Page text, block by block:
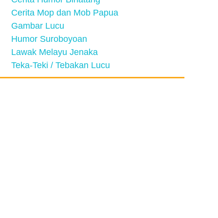
Cerita Mop dan Mob Papua
Gambar Lucu
Humor Suroboyoan
Lawak Melayu Jenaka
Teka-Teki / Tebakan Lucu